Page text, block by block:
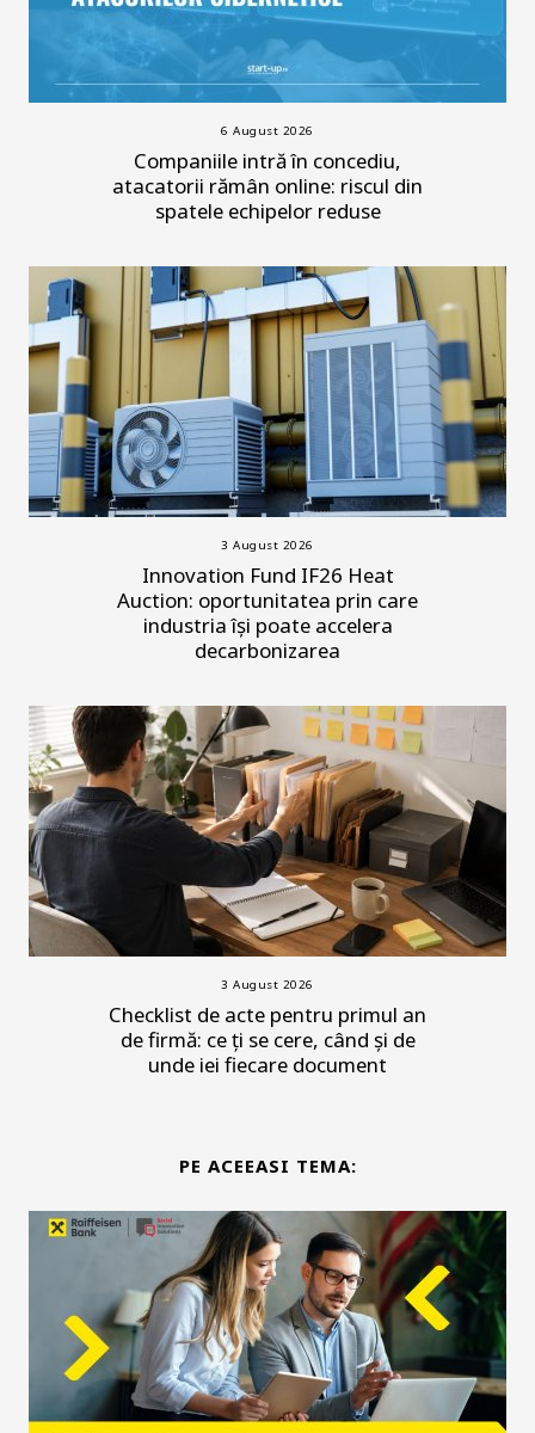
6 August 2026
Companiile intră în concediu,
atacatorii rămân online: riscul din
spatele echipelor reduse
3 August 2026
Innovation Fund IF26 Heat
Auction: oportunitatea prin care
industria își poate accelera
decarbonizarea
3 August 2026
Checklist de acte pentru primul an
de firmă: ce ți se cere, când și de
unde iei fiecare document
PE ACEEASI TEMA: